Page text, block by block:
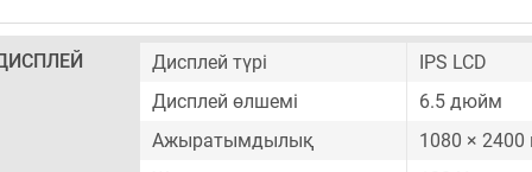
Дисплей түрі
IPS LCD
Дисплей өлшемі
6.5 дюйм
Ажыратымдылық
1080 × 2400